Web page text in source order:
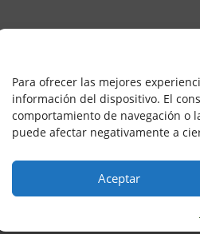
Para ofrecer las mejores
información del dispositivo. El
comportamiento de navegación o
puede afectar negativamente a
Aceptar